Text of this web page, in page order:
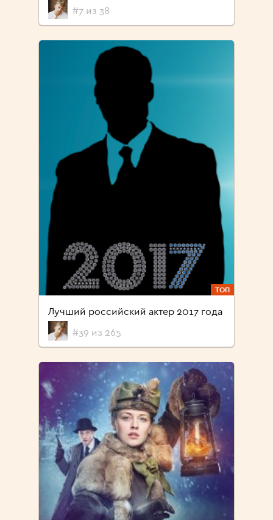
#7 из 38
ТОП
Лучший российский актер 2017 года
#39 из 265